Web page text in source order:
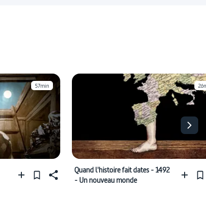
57min
Quand l'histoire fait dates - 1492
- Un nouveau monde